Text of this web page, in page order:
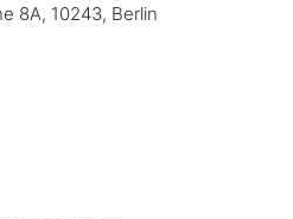
8A, 10243, Berlin